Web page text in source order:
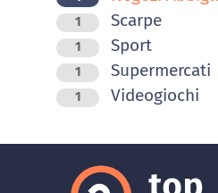
1 Scarpe
1 Sport
1 Supermercati
1 Videogiochi